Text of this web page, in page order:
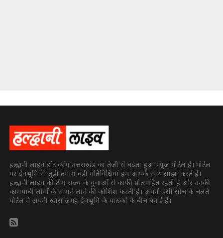
हल्द्वानी लाइव डॉट कॉम उत्तराखंड का तेजी से बढ़ता हुआ न्यूज पोर्टल है। पोर्टल
पर देवभूमि से जुड़ी तमाम बड़ी गतिविधियां हम आपके साथ साझा करते हैं।
हल्द्वानी लाइव की टीम राज्य के युवाओं से काफी प्रोत्साहित रहती है और उनकी
कामयाबी लोगों के सामने लाने की कोशिश करती है। अपनी इसी सोच के चलते
पोर्टल ने अपनी खास जगह देवभूमि के पाठकों के बीच बनाई है।